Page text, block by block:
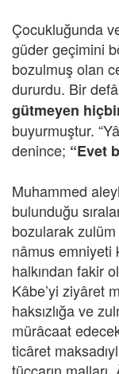
Çocukluğunda
güder geçimini
bozulmuş olan
dururdu. Bir
gütmeyen
buyurmuştur.
denince; “Evet
Muhammed
bulunduğu
bozularak
nâmus emniyeti
halkından fakir
Kâbe’yi ziyâret
haksızlığa ve
mürâcaat
ticâret